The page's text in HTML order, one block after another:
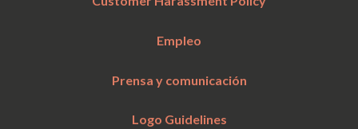
Empleo
Prensa y comunicación
Logo Guidelines